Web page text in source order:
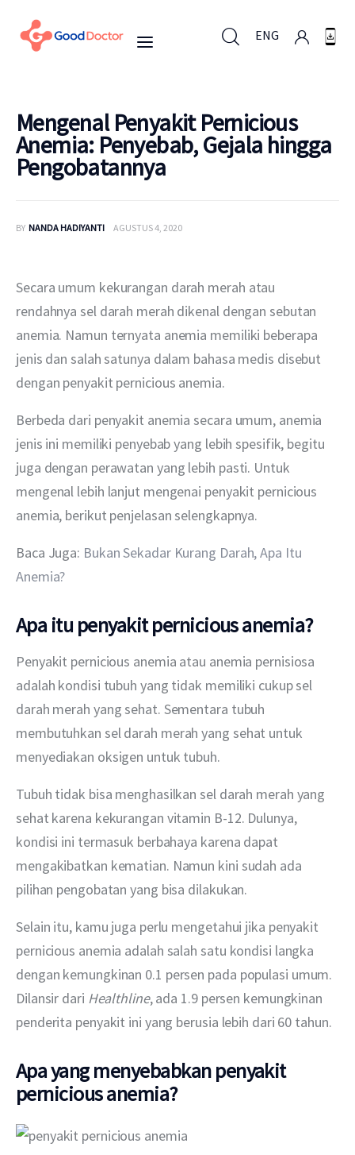
ENG
ENG
Untuk Bisnis
Layanan
Mengenal Penyakit Pernicious
Anemia: Penyebab, Gejala hingga
Pengobatannya
BY NANDA HADIYANTI AGUSTUS 4, 2020
Secara umum kekurangan darah merah atau
rendahnya sel darah merah dikenal dengan sebutan
anemia. Namun ternyata anemia memiliki beberapa
jenis dan salah satunya dalam bahasa medis disebut
dengan penyakit pernicious anemia.
Berbeda dari penyakit anemia secara umum, anemia
jenis ini memiliki penyebab yang lebih spesifik, begitu
juga dengan perawatan yang lebih pasti. Untuk
mengenal lebih lanjut mengenai penyakit pernicious
anemia, berikut penjelasan selengkapnya.
Baca Juga: Bukan Sekadar Kurang Darah, Apa Itu
Anemia?
Apa itu penyakit pernicious anemia?
Penyakit pernicious anemia atau anemia pernisiosa
adalah kondisi tubuh yang tidak memiliki cukup sel
darah merah yang sehat. Sementara tubuh
membutuhkan sel darah merah yang sehat untuk
menyediakan oksigen untuk tubuh.
Tubuh tidak bisa menghasilkan sel darah merah yang
sehat karena kekurangan vitamin B-12. Dulunya,
kondisi ini termasuk berbahaya karena dapat
mengakibatkan kematian. Namun kini sudah ada
pilihan pengobatan yang bisa dilakukan.
Selain itu, kamu juga perlu mengetahui jika penyakit
pernicious anemia adalah salah satu kondisi langka
dengan kemungkinan 0.1 persen pada populasi umum.
Dilansir dari Healthline, ada 1.9 persen kemungkinan
penderita penyakit ini yang berusia lebih dari 60 tahun.
Apa yang menyebabkan penyakit
pernicious anemia?